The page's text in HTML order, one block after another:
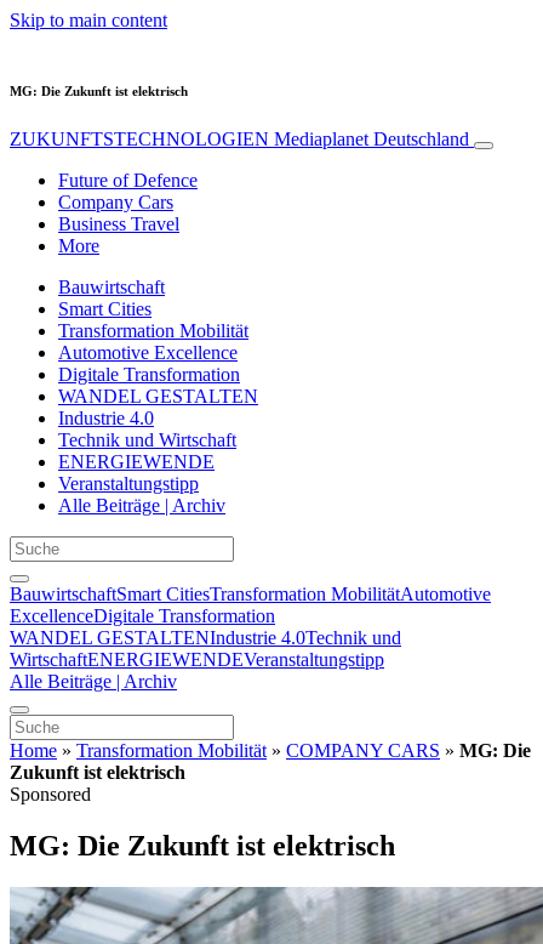
Skip to main content
MG: Die Zukunft ist elektrisch
ZUKUNFTSTECHNOLOGIEN Mediaplanet Deutschland
Future of Defence
Company Cars
Business Travel
More
Bauwirtschaft
Smart Cities
Transformation Mobilität
Automotive Excellence
Digitale Transformation
WANDEL GESTALTEN
Industrie 4.0
Technik und Wirtschaft
ENERGIEWENDE
Veranstaltungstipp
Alle Beiträge | Archiv
BauwirtschaftSmart CitiesTransformation MobilitätAutomotive
ExcellenceDigitale Transformation
WANDEL GESTALTENIndustrie 4.0Technik und
WirtschaftENERGIEWENDEVeranstaltungstipp
Alle Beiträge | Archiv
Home » Transformation Mobilität » COMPANY CARS » MG: Die
Zukunft ist elektrisch
Sponsored
MG: Die Zukunft ist elektrisch